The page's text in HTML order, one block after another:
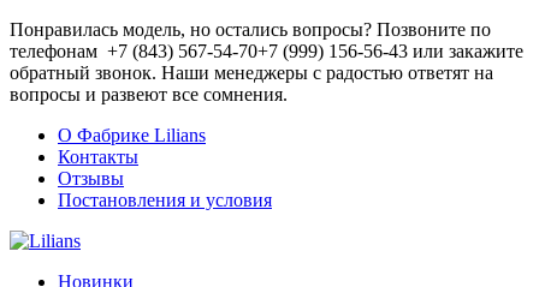
Понравилась модель, но остались вопросы? Позвоните по
телефонам +7 (843) 567-54-70+7 (999) 156-56-43 или закажите
обратный звонок. Наши менеджеры с радостью ответят на
вопросы и развеют все сомнения.
О Фабрике Lilians
Контакты
Отзывы
Постановления и условия
Новинки